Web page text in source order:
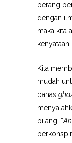
perang
dengan
maka kita
kenyataan
Kita
mudah
bahas
bilang, “Ah